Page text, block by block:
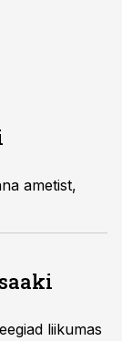
ametist,
liikumas